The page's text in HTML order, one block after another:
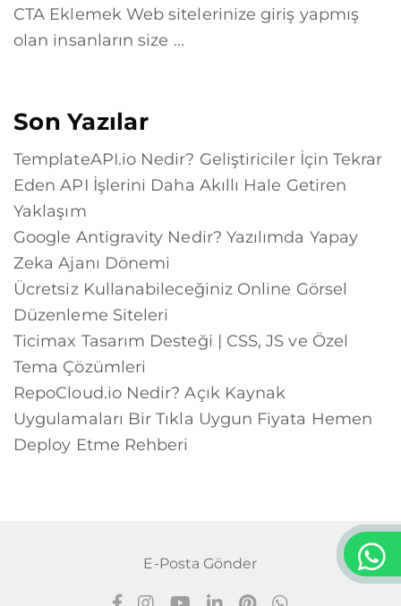
CTA Eklemek Web sitelerinize giriş yapmış
olan insanların size ...
Son Yazılar
TemplateAPI.io Nedir? Geliştiriciler İçin Tekrar
Eden API İşlerini Daha Akıllı Hale Getiren
Yaklaşım
Google Antigravity Nedir? Yazılımda Yapay
Zeka Ajanı Dönemi
Ücretsiz Kullanabileceğiniz Online Görsel
Düzenleme Siteleri
Ticimax Tasarım Desteği | CSS, JS ve Özel
Tema Çözümleri
RepoCloud.io Nedir? Açık Kaynak
Uygulamaları Bir Tıkla Uygun Fiyata Hemen
Deploy Etme Rehberi
E-Posta Gönder